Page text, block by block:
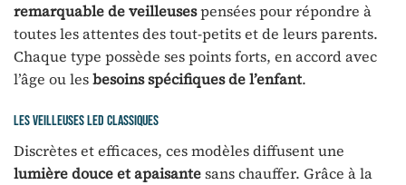
remarquable de veilleusespensées pour répondre à
toutes les attentes des tout-petits et de leurs parents.
Chaque type possède ses points forts, en accord avec
l’âge ou lesbesoins spécifiques de l’enfant.
Les veilleuses led classiques
Discrètes et efficaces, ces modèles diffusent une
lumière douce et apaisantesans chauffer. Grâce à la